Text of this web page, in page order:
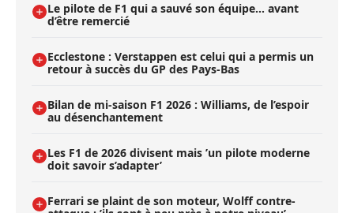
Le pilote de F1 qui a sauvé son équipe… avant
d’être remercié
Ecclestone : Verstappen est celui qui a permis un
retour à succès du GP des Pays-Bas
Bilan de mi-saison F1 2026 : Williams, de l’espoir
au désenchantement
Les F1 de 2026 divisent mais ’un pilote moderne
doit savoir s’adapter’
Ferrari se plaint de son moteur, Wolff contre-